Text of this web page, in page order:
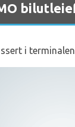
i terminalen